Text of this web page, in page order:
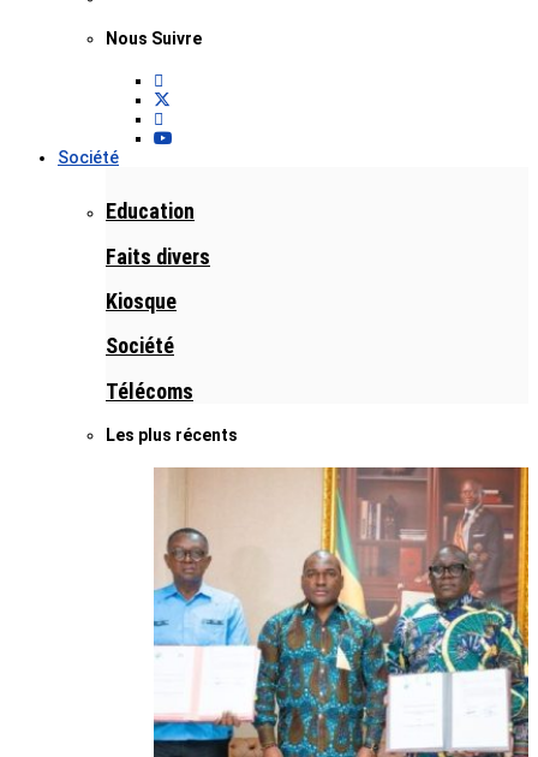
Nous Suivre
Société
Education
Faits divers
Kiosque
Société
Télécoms
Les plus récents